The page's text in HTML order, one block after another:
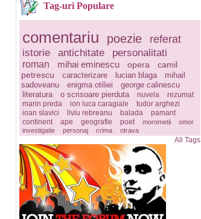
Tag-uri Populare
comentariu poezie referat
istorie antichitate personalitati
roman mihai eminescu opera
camil
petrescu
caracterizare lucian blaga
mihail
sadoveanu
enigma otiliei
george calinescu
literatura
o scrisoare pierduta nuvela
rezumat
marin preda
ion luca caragiale
tudor arghezi
ioan slavici
liviu rebreanu balada
pamant
continent
ape geografie poet morometii
omor
investigatie
personaj crima otrava
All Tags